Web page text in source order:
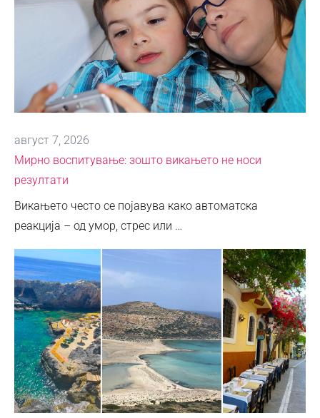
август 7, 2026
Мирно воспитување: зошто викањето не носи
резултати
Викањето често се појавува како автоматска
реакција – од умор, стрес или …